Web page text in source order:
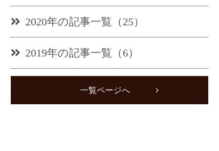
2020年の記事一覧（25）
2019年の記事一覧（6）
一覧ページへ